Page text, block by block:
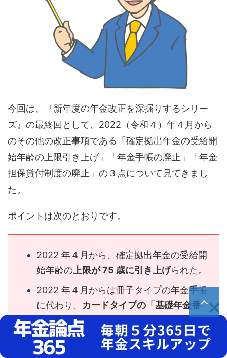
今回は、『新年度の年金改正を深掘りするシリー
ズ』の最終回として、2022（令和４）年４月から
のその他の改正事項である「確定拠出年金の受給開
始年齢の上限引き上げ」「年金手帳の廃止」「年金
担保貸付制度の廃止」の３点について見てきまし
た。
ポイントは次のとおりです。
2022 年４月から、確定拠出年金の受給開
始年齢の 上限が 75 歳に引き上げられた。
2022 年４月からは冊子タイプの年金手帳
に代わり、 カードタイプの「基礎年金番
号通知書」が発行されている。
年金の受給権を担保に借り入れができる
「年金担保貸付制度」は、
2022 年３月い